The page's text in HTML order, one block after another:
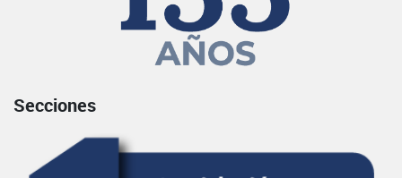
Secciones